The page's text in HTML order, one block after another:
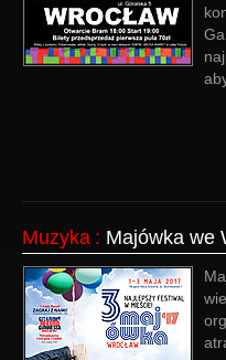
Muzyka : Majówka we